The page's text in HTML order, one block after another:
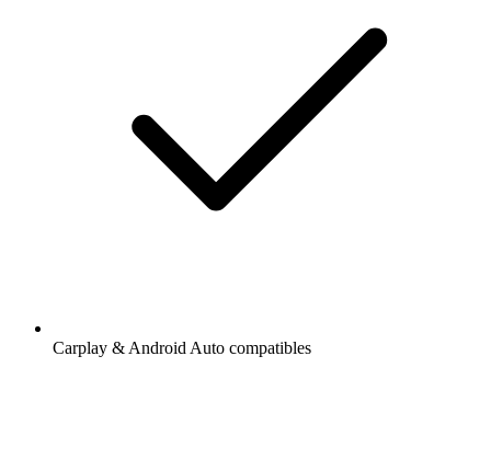
Carplay & Android Auto compatibles